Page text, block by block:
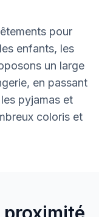
pour
enfants, les
un large
en passant
pyjamas et
coloris et